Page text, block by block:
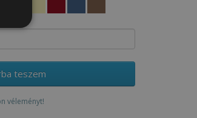
teszem
véleményt!